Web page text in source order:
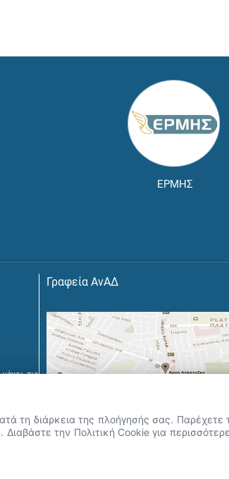
ΕΡΜΗΣ
τις
Γραφεία ΑνΑΔ
σήμερα.
τη διάρκεια της πλοήγησής σας.
την Πολιτική Cookie για